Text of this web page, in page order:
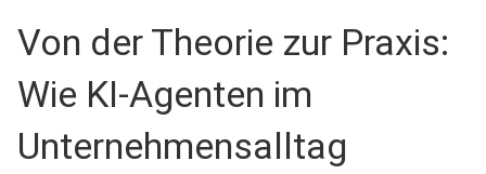
Von der Theorie zur Praxis:
Wie KI-Agenten im
Unternehmensalltag